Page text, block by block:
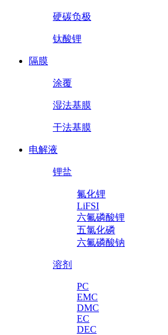
硬碳负极
钛酸锂
隔膜
涂覆
湿法基膜
干法基膜
电解液
锂盐
氟化锂
LiFSI
六氟磷酸锂
五氯化磷
六氟磷酸钠
溶剂
PC
EMC
DMC
EC
DEC